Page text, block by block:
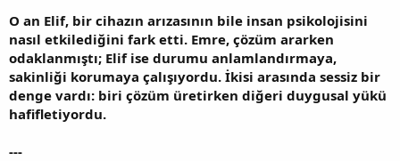
O an Elif, bir cihazın arızasının bile insan psikolojisini
nasıl etkilediğini fark etti. Emre, çözüm ararken
odaklanmıştı; Elif ise durumu anlamlandırmaya,
sakinliği korumaya çalışıyordu. İkisi arasında sessiz bir
denge vardı: biri çözüm üretirken diğeri duygusal yükü
hafifletiyordu.
---